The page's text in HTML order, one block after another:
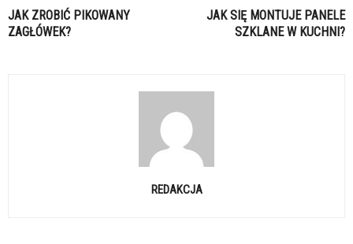
JAK ZROBIĆ PIKOWANY
ZAGŁÓWEK?
JAK SIĘ MONTUJE PANELE
SZKLANE W KUCHNI?
REDAKCJA